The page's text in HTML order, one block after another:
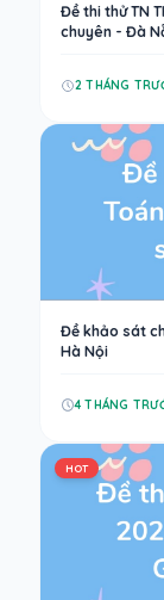
Đề thi thử TN
chuyên - Đà
2 THÁNG
Đề khảo sát
Hà Nội
4 THÁNG
HOT